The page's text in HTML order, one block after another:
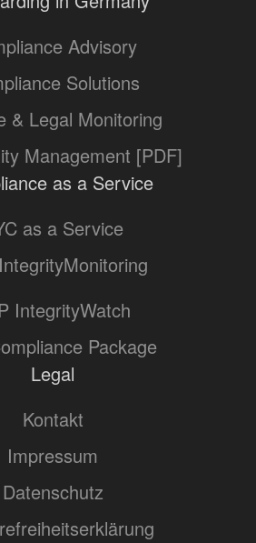
Advisory
Solutions
& Legal Monitoring
Management [PDF]
as a Service
as a Service
IntegrityWatch
Package
Legal
Kontakt
Impressum
Datenschutz